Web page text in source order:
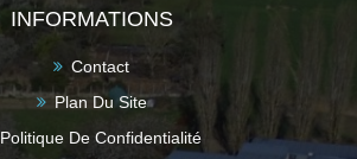
INFORMATIONS
Contact
Plan Du Site
Politique De Confidentialité